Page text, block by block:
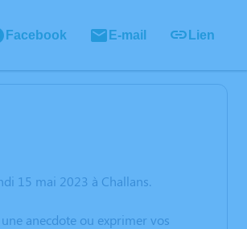
Facebook E-mail Lien
15 mai 2023 à Challans.
anecdote ou exprimer vos